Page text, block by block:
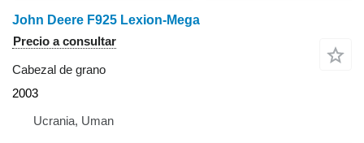
John Deere F925 Lexion-Mega
Precio a consultar
Cabezal de grano
2003
Ucrania, Uman